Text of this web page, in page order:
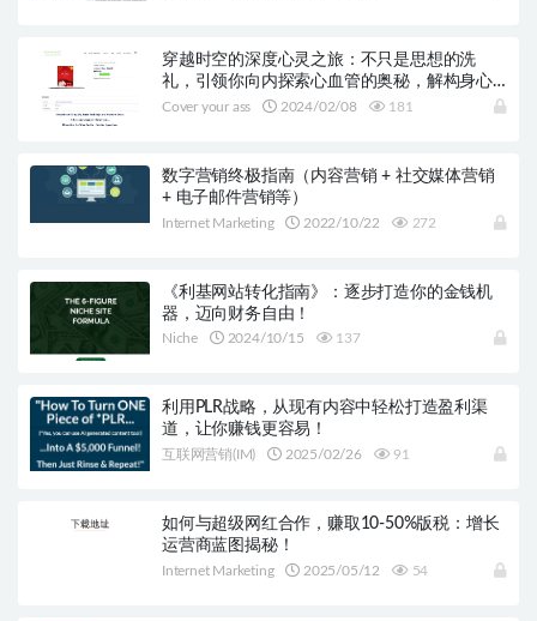
穿越时空的深度心灵之旅：不只是思想的洗
礼，引领你向内探索心血管的奥秘，解构身心
之间的异面空间。体验人生的”哇塞”瞬间，重塑
Cover your ass 2024/02/08 181
数字营销终极指南（内容营销 + 社交媒体营销
+ 电子邮件营销等）
Internet Marketing 2022/10/22 272
《利基网站转化指南》：逐步打造你的金钱机
器，迈向财务自由！
Niche 2024/10/15 137
利用PLR战略，从现有内容中轻松打造盈利渠
道，让你赚钱更容易！
互联网营销(IM) 2025/02/26 91
如何与超级网红合作，赚取10-50%版税：增长
运营商蓝图揭秘！
Internet Marketing 2025/05/12 54